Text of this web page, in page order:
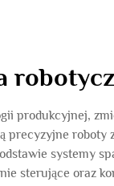
produkcyjnej,
precyzyjne
systemy
sterujące oraz